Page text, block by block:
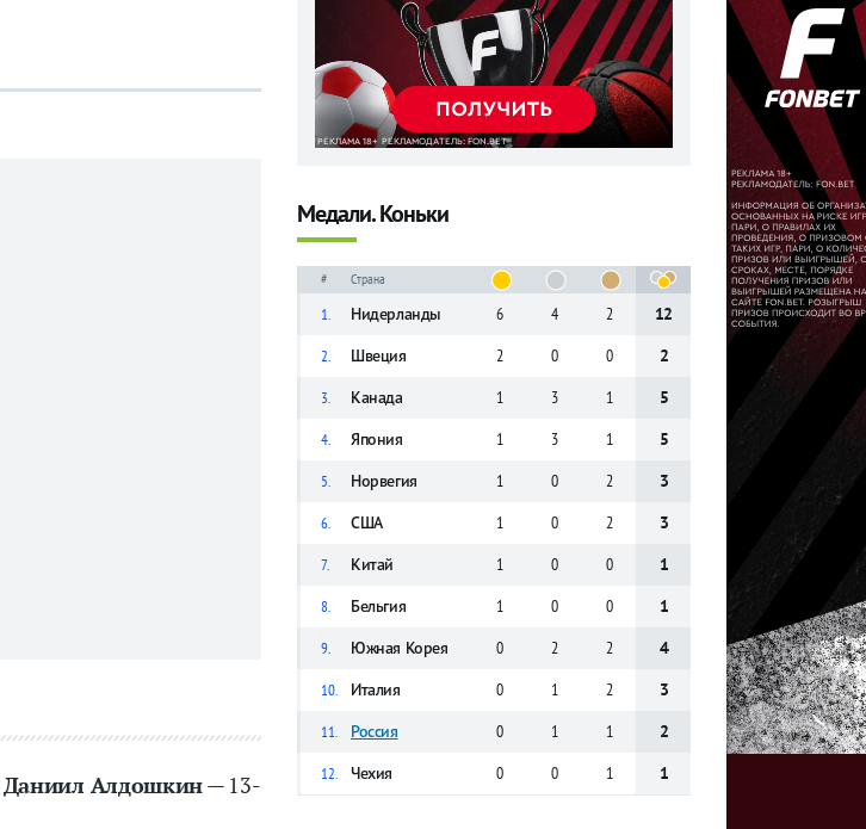
Даниил Алдошкин— 13-
Медали. Коньки
# Страна
1. Нидерланды 6 4 2 12
2. Швеция 2 0 0 2
3. Канада 1 3 1 5
4. Япония 1 3 1 5
5. Норвегия 1 0 2 3
6. США 1 0 2 3
7. Китай 1 0 0 1
8. Бельгия 1 0 0 1
9. Южная Корея 0 2 2 4
10. Италия 0 1 2 3
11. Россия 0 1 1 2
12. Чехия 0 0 1 1